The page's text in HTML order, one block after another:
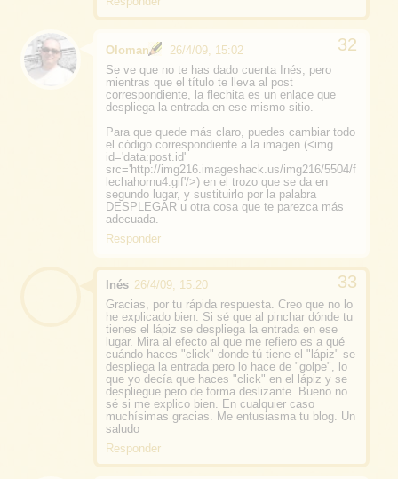
Oloman
26/4/09, 15:02
Se ve que no te has dado cuenta Inés, pero
mientras que el título te lleva al post
correspondiente, la flechita es un enlace que
despliega la entrada en ese mismo sitio.
Para que quede más claro, puedes cambiar todo
el código correspondiente a la imagen (<img
id='data:post.id'
src='http://img216.imageshack.us/img216/5504/f
lechahornu4.gif'/>) en el trozo que se da en
segundo lugar, y sustituirlo por la palabra
DESPLEGAR u otra cosa que te parezca más
adecuada.
Responder
Inés 26/4/09, 15:20
Gracias, por tu rápida respuesta. Creo que no lo
he explicado bien. Si sé que al pinchar dónde tu
tienes el lápiz se despliega la entrada en ese
lugar. Mira al efecto al que me refiero es a qué
cuándo haces "click" donde tú tiene el "lápiz" se
despliega la entrada pero lo hace de "golpe", lo
que yo decía que haces "click" en el lápiz y se
despliegue pero de forma deslizante. Bueno no
sé si me explico bien. En cualquier caso
muchísimas gracias. Me entusiasma tu blog. Un
saludo
Responder